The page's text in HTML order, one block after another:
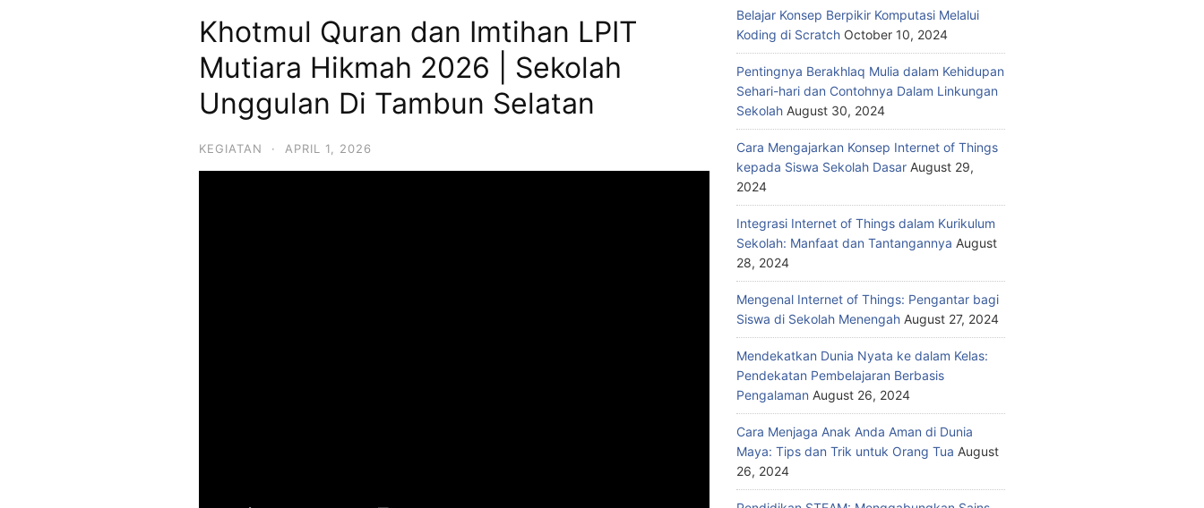
Khotmul Quran dan Imtihan LPIT
Mutiara Hikmah 2026 | Sekolah
Unggulan Di Tambun Selatan
KEGIATAN · APRIL 1, 2026
Belajar Konsep Berpikir Komputasi Melalui
Koding di Scratch October 10, 2024
Pentingnya Berakhlaq Mulia dalam Kehidupan
Sehari-hari dan Contohnya Dalam Linkungan
Sekolah August 30, 2024
Cara Mengajarkan Konsep Internet of Things
kepada Siswa Sekolah Dasar August 29,
2024
Integrasi Internet of Things dalam Kurikulum
Sekolah: Manfaat dan Tantangannya August
28, 2024
Mengenal Internet of Things: Pengantar bagi
Siswa di Sekolah Menengah August 27, 2024
Mendekatkan Dunia Nyata ke dalam Kelas:
Pendekatan Pembelajaran Berbasis
Pengalaman August 26, 2024
Cara Menjaga Anak Anda Aman di Dunia
Maya: Tips dan Trik untuk Orang Tua August
26, 2024